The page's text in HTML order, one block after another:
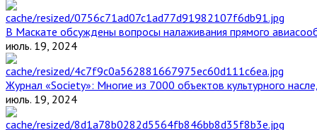
В Маскате обсуждены вопросы налаживания прямого
июль. 19, 2024
Журнал «Society»: Многие из 7000 объектов культурного
июль. 19, 2024